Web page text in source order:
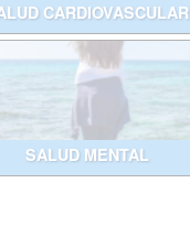
CARDIOVASCULAR
SALUD MENTAL